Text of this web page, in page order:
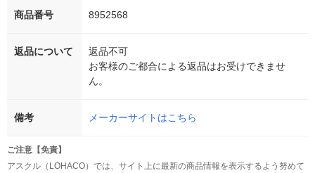
商品番号 8952568
返品について
返品不可
お客様のご都合による返品はお受けできませ
ん。
備考 メーカーサイトはこちら
ご注意【免責】
アスクル（LOHACO）では、サイト上に最新の商品情報を表示するよう努めて